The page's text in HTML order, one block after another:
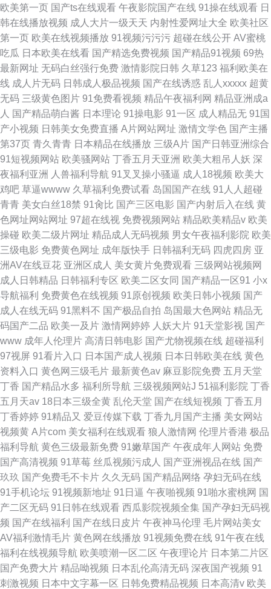
欧美第一页 国产ts在线观看 午夜影院国产在线 91操在线观看 日
韩在线播放视频 成人大片一级天天 内射性爱网址大全 欧美社区
第一页 欧美在线视频播放 91视频污污污 超碰在线公开 AV蜜桃
吃瓜 日本欧美在线看 国产精选免费视频 国产精品91视频 69热
最新网址 无码白丝强行免费 激情影院日韩 久草123 福利欧美在
线 成人片无码 日韩成人极品视频 国产在线诱惑 乱人xxxxx 超黄
无码 三级黄色图片 91免费看视频 精品午夜福利网 精品亚洲成a
人 国产精品萌白酱 日本理论 91操电影 91一区 成人精品无 91国
产小视频 日韩美女免费直播 A片网站网址 激情文学色 国产主播
第37页 青久青青 日本精品在线播放 三级A片 国产日韩亚洲综合
91短视频网站 欧美骚网站 丁香五月天亚洲 欧美大粗吊人妖 深
夜福利亚洲
人兽福利导航 91叉叉操小骚逼 成人18视频 欧美大
鸡吧 草逼wwww 久草福利免费试看 岛国国产在线 91人人超碰
青青 美女白丝18禁 91肏比 国产三区电影 国产内射后入在线 黄
色网址网站网址 97超在线视 免费视频网站 精品欧美精品v 欧美
操碰 欧美二级片网址 精品成人无码视频 男女午夜福利影院 欧美
三级电影 免费黄色网址 成年版快手 日韩福利无码 四虎四房 亚
洲AV在线豆花 亚洲区成人 美女黄片免费观看 三级网站视频网
成人日韩精品 日韩福利专区 欧美二区女同 国产精品一区91 小x
导航福利 免费黄色在线视频 91原创视频 欧美日韩小视频 国产
成人在线无码 91黑料不 国产极品自拍 岛国最大色网站 精品无
码国产二品 欧美一及片 激情网婷婷 人妖大片 91天堂影视 国产
www 成年人伦理片 高清日韩电影 国产尤物视频在线 超碰福利
97视屏 91看片入口 日本国产成人视频 日本日韩欧美在线 黄色
资料入口 黄色网三级毛片 最新黄色av 麻豆影院免费 五月天堂
丁香 国产精品水多 福利所导航 三级视频网站J 51福利影院 丁香
五月天av 18日本三级全黄 乱伦天堂 国产在线短视频 丁香五月
丁香婷婷 91精品又 爱豆传媒下载 丁香九月国产主播 美女网站
视频黄 A片com 美女福利在线观看 狼人激情网 伦理片香港 极品
福利导航 黄色三级最新免费 91嫩草国产 午夜成年人网站 免费
国产高清视频 91草莓 丝瓜视频污成人 国产亚洲视品在线 国产
玖玖 国产免费毛不卡片 久久无码 国产精品网络 孕妇无码在线
91手机论坛 91视频新地址 91日逼 午夜啪视频 91啪水蜜桃网 国
产二区无码 91日韩在线观看 西瓜影院视频全集 国产孕妇无码视
频 国产在线福利 国产在线日皮片 午夜神马伦理 毛片网站美女
AV福利激情毛片 黄色网在线播放 91视频免费在线 91午夜在线
福利在线视频导航 欧美喷潮一区二区 午夜理论片 日本第二片区
国产免费大片 精品呦视频 日本乱伦高清无码 深夜国产视频 91
刺激视频 日本中文字幕一区 日韩免费精品视频 日本高清v 欧美